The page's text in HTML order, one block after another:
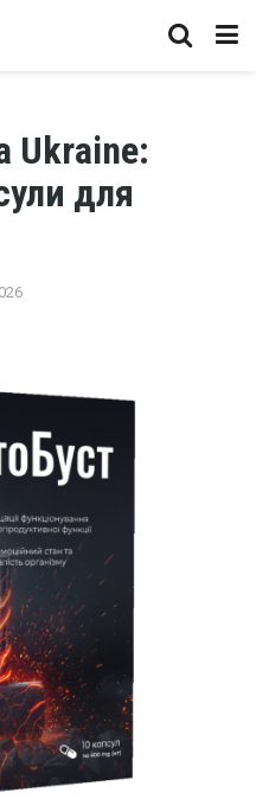
Ukraine:
для